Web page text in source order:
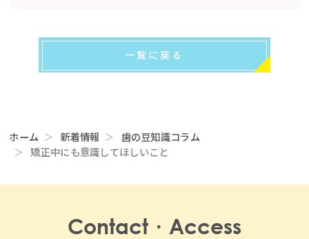
一覧に戻る
ホーム 新着情報
歯の豆知識コラム
矯正中にも意識してほしいこと
Contact・Access